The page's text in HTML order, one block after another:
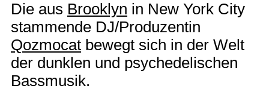
Die aus Brooklyn in New York City
stammende DJ/Produzentin
Qozmocat bewegt sich in der Welt
der dunklen und psychedelischen
Bassmusik.